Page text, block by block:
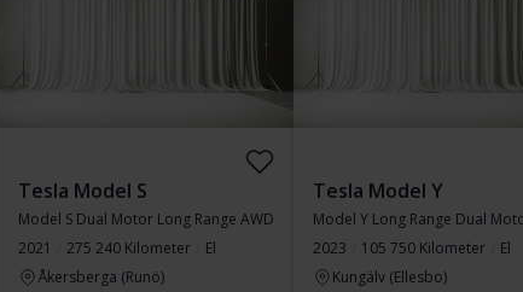
Tesla Model S
Model S Dual Motor Long Range AWD
2021
275 240 Kilometer
El
Åkersberga (Runö)
Tesla Model Y
2023
105 750 Kilometer
El
Kungälv (Ellesbo)